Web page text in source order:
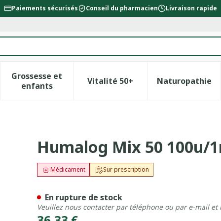
Paiements sécurisés Conseil du pharmacien Livraison rapide
catégorie Beauté, soins et hygiène
sous-menu pour la catégorie Régime, alimentation &
Grossesse et
enfants
Afficher le sous-menu pour la catégorie
Vitalité 50+Afficher le sous-menu pour
Naturopathie
Afficher
Humalog Mix 50 100u/
Sur prescription
Médicament
En rupture de stock
Veuillez nous contacter par téléphone ou par e-mail